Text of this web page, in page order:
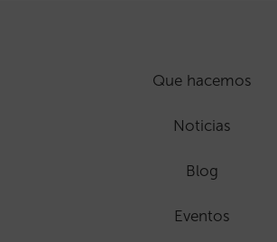
Que hacemos
Noticias
Blog
Eventos